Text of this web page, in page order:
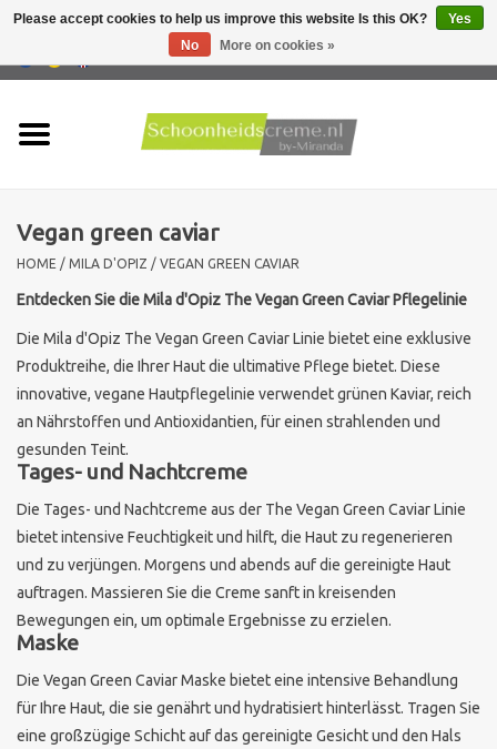
Products
Skin problems
Men care
Actions
New !!
Sothys Paris
Mila d'Opiz
Pascaud
Vegan green caviar
HOME / MILA D'OPIZ / VEGAN GREEN CAVIAR
Entdecken Sie die Mila d'Opiz The Vegan Green Caviar Pflegelinie
Die Mila d'Opiz The Vegan Green Caviar Linie bietet eine exklusive
Produktreihe, die Ihrer Haut die ultimative Pflege bietet. Diese
innovative, vegane Hautpflegelinie verwendet grünen Kaviar, reich
an Nährstoffen und Antioxidantien, für einen strahlenden und
gesunden Teint.
Tages- und Nachtcreme
Die Tages- und Nachtcreme aus der The Vegan Green Caviar Linie
bietet intensive Feuchtigkeit und hilft, die Haut zu regenerieren
und zu verjüngen. Morgens und abends auf die gereinigte Haut
auftragen. Massieren Sie die Creme sanft in kreisenden
Bewegungen ein, um optimale Ergebnisse zu erzielen.
Maske
Die Vegan Green Caviar Maske bietet eine intensive Behandlung
für Ihre Haut, die sie genährt und hydratisiert hinterlässt. Tragen Sie
eine großzügige Schicht auf das gereinigte Gesicht und den Hals
Please accept cookies to help us improve this website Is this OK?
Yes
No
More on cookies »